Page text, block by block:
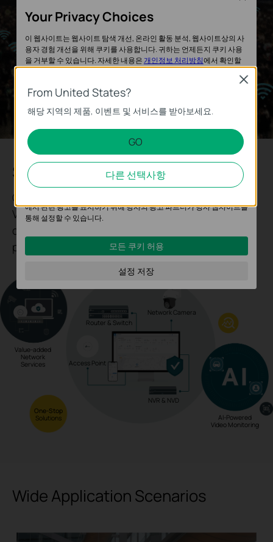
System Topology at One Glance
Our solution enables quick networking between
VIGI surveillance devices and Omada network
devices thanks to TP-Link's advanced privacy
protocol, giving you greater convenience.
Value-added
Network
Services
Router & Switch
Network Camera
Access Point
NVR & NVD
AI-Powered
Video Monitoring
One-Stop
Solutions
Wide Application Scenarios
From United States?
해당 지역의 제품, 이벤트 및 서비스를 받아보세요.
GO
다른 선택사항
Close
Your Privacy Choices
이 웹사이트는 웹사이트 탐색 개선, 온라인 활동 분석, 웹사이트상의 사
용자 경험 개선을 위해 쿠키를 사용합니다. 귀하는 언제든지 쿠키 사용
을 거부할 수 있습니다. 자세한 내용은개인정보 처리방침에서 확인할
수 있습니다.
기본 쿠키
이 쿠키는 웹사이트가 작동하는 데 필요하며 사용자의 시스템에서 비활
분석 및 마케팅 쿠키
분석 쿠키는 웹사이트의 기능을 개선하고 조정하기 위해 웹사이트에서
의 사용자 활동을 분석하는 데 사용하는 쿠키입니다.
에서 관련 광고를 표시하기 위해 당사의 광고 파트너가 당사 웹사이트를
통해 설정할 수 있습니다.
모든 쿠키 허용
설정 저장